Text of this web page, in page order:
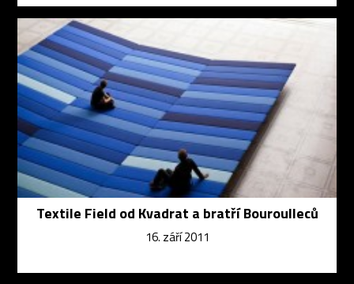
Textile Field od Kvadrat a bratří Bouroulleců
16. září 2011